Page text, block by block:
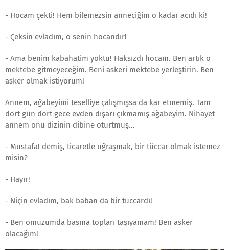
- Hocam çekti! Hem bilemezsin anneciğim o kadar acıdı ki!
- Çeksin evladım, o senin hocandır!
- Ama benim kabahatim yoktu! Haksızdı hocam. Ben artık o
mektebe gitmeyeceğim. Beni askeri mektebe yerleştirin. Ben
asker olmak istiyorum!
Annem, ağabeyimi teselliye çalışmışsa da kar etmemiş. Tam
dört gün dört gece evden dışarı çıkmamış ağabeyim. Nihayet
annem onu dizinin dibine oturtmuş...
- Mustafa! demiş, ticaretle uğraşmak, bir tüccar olmak istemez
misin?
- Hayır!
- Niçin evladım, bak baban da bir tüccardı!
- Ben omuzumda basma topları taşıyamam! Ben asker
olacağım!